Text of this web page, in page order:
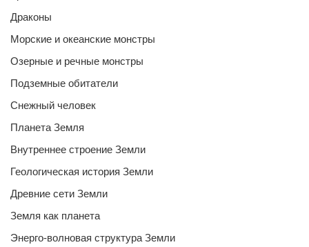
Драконы
Морские и океанские монстры
Озерные и речные монстры
Подземные обитатели
Снежный человек
Планета Земля
Внутреннее строение Земли
Геологическая история Земли
Древние сети Земли
Земля как планета
Энерго-волновая структура Земли